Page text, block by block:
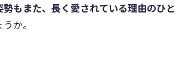
もまた、長く愛されている理由のひと
か。